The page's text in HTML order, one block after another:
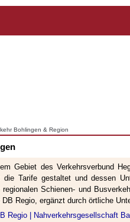
Bohlingen & Region
Gebiet des Verkehrsverbund
die Tarife gestaltet und dessen
regionalen Schienen- und
Regio, ergänzt durch örtliche
Regio | Nahverkehrsgesellschaft